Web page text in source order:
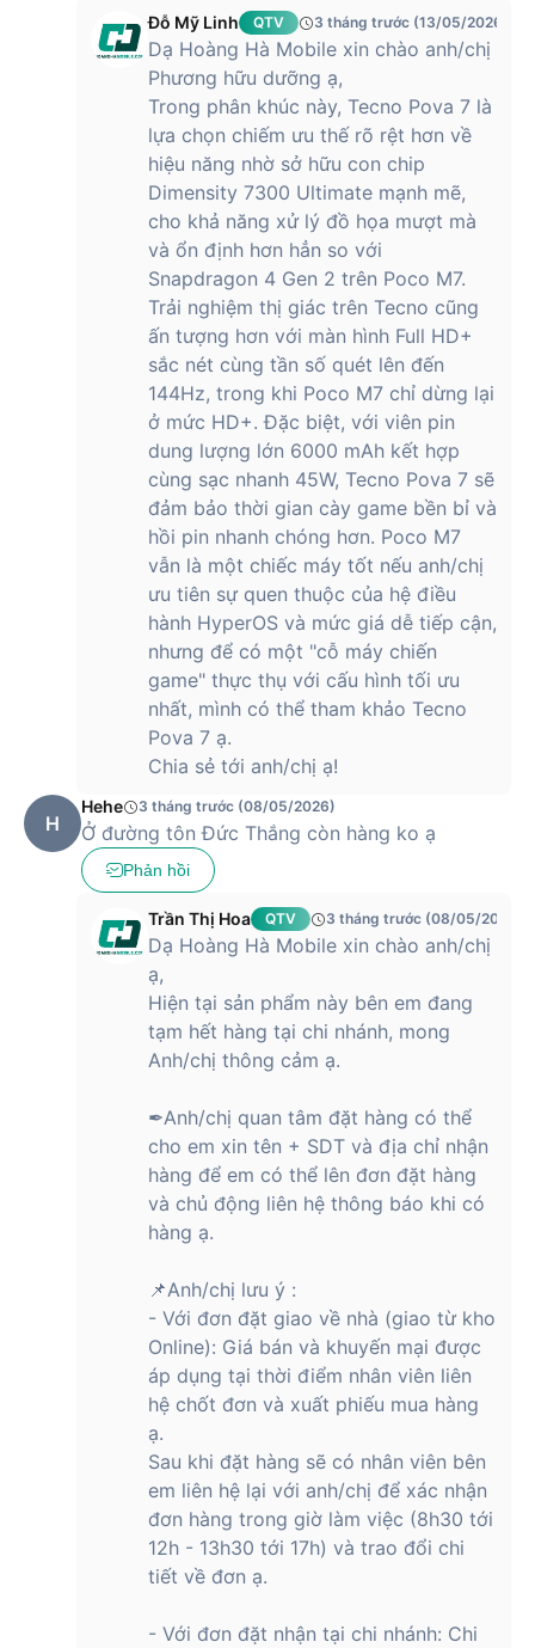
Đỗ Mỹ Linh QTV 3 tháng trước (13/05/2026)
Dạ Hoàng Hà Mobile xin chào anh/chị
Phương hữu dưỡng ạ,
Trong phân khúc này, Tecno Pova 7 là
lựa chọn chiếm ưu thế rõ rệt hơn về
hiệu năng nhờ sở hữu con chip
Dimensity 7300 Ultimate mạnh mẽ,
cho khả năng xử lý đồ họa mượt mà
và ổn định hơn hẳn so với
Snapdragon 4 Gen 2 trên Poco M7.
Trải nghiệm thị giác trên Tecno cũng
ấn tượng hơn với màn hình Full HD+
sắc nét cùng tần số quét lên đến
144Hz, trong khi Poco M7 chỉ dừng lại
ở mức HD+. Đặc biệt, với viên pin
dung lượng lớn 6000 mAh kết hợp
cùng sạc nhanh 45W, Tecno Pova 7 sẽ
đảm bảo thời gian cày game bền bỉ và
hồi pin nhanh chóng hơn. Poco M7
vẫn là một chiếc máy tốt nếu anh/chị
ưu tiên sự quen thuộc của hệ điều
hành HyperOS và mức giá dễ tiếp cận,
nhưng để có một "cỗ máy chiến
game" thực thụ với cấu hình tối ưu
nhất, mình có thể tham khảo Tecno
Pova 7 ạ.
Chia sẻ tới anh/chị ạ!
H
Hehe 3 tháng trước (08/05/2026)
Ở đường tôn Đức Thắng còn hàng ko ạ
Phản hồi
Trần Thị Hoa QTV 3 tháng trước (08/05/2026)
Dạ Hoàng Hà Mobile xin chào anh/chị
ạ,
Hiện tại sản phẩm này bên em đang
tạm hết hàng tại chi nhánh, mong
Anh/chị thông cảm ạ.
✒Anh/chị quan tâm đặt hàng có thể
cho em xin tên + SDT và địa chỉ nhận
hàng để em có thể lên đơn đặt hàng
và chủ động liên hệ thông báo khi có
hàng ạ.
📌Anh/chị lưu ý :
- Với đơn đặt giao về nhà (giao từ kho
Online): Giá bán và khuyến mại được
áp dụng tại thời điểm nhân viên liên
hệ chốt đơn và xuất phiếu mua hàng
ạ.
Sau khi đặt hàng sẽ có nhân viên bên
em liên hệ lại với anh/chị để xác nhận
đơn hàng trong giờ làm việc (8h30 tới
12h - 13h30 tới 17h) và trao đổi chi
tiết về đơn ạ.
- Với đơn đặt nhận tại chi nhánh: Chi